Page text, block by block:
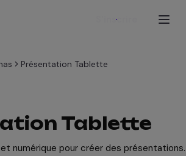
S'inscrire
Présentation Tablette
Tablette
numérique pour créer des présentations.